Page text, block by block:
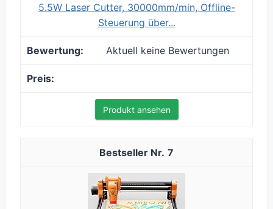
5.5W Laser Cutter, 30000mm/min, Offline-
Steuerung über...
Aktuell keine Bewertungen
Produkt ansehen
7